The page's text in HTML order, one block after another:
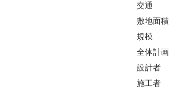
交通
敷地面積
規模
全体計画
設計者
施工者